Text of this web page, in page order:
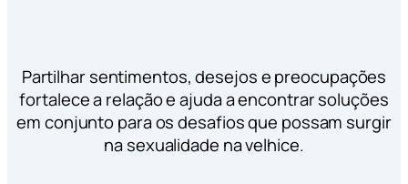
Partilhar sentimentos, desejos e preocupações
fortalece a relação e ajuda a encontrar soluções
em conjunto para os desafios que possam surgir
na sexualidade na velhice.